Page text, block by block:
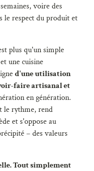
voire des
le respect du produit et
plus qu'un simple
une cuisine
d'une utilisation
faire artisanal et
en génération.
le rythme, rend
et s'oppose au
– des valeurs
Tout simplement